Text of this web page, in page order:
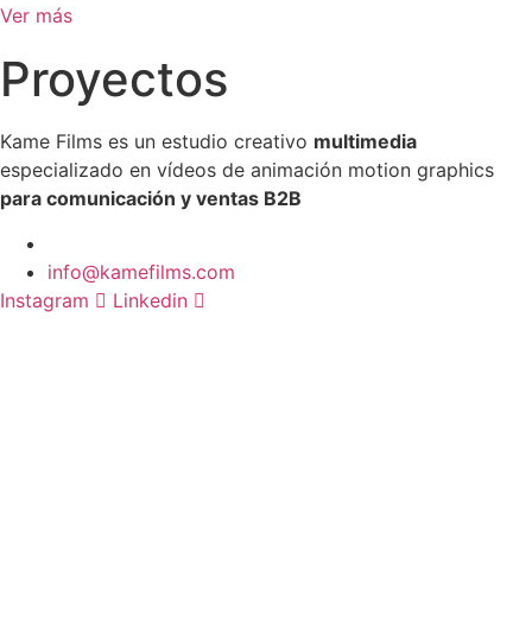
Ver más
Proyectos
Kame Films es un estudio creativo multimedia
especializado en vídeos de animación motion graphics
para comunicación y ventas B2B
info@kamefilms.com
Instagram
Linkedin